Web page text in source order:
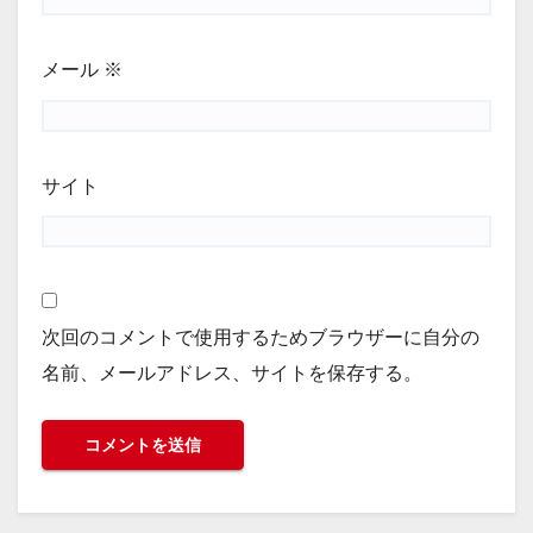
メール ※
サイト
次回のコメントで使用するためブラウザーに自分の
名前、メールアドレス、サイトを保存する。